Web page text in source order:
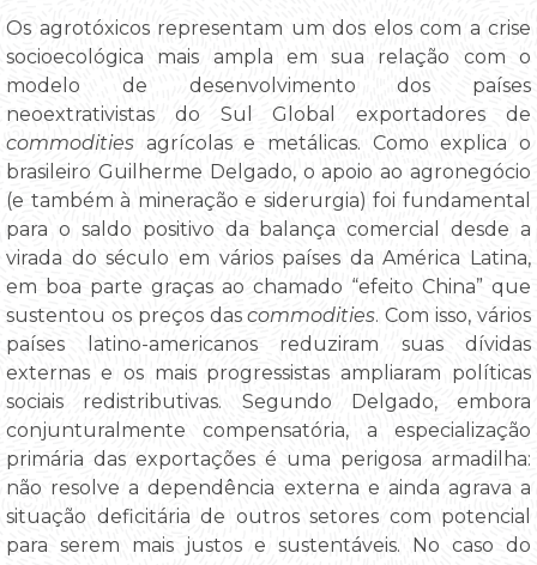
Os agrotóxicos representam um dos elos com a crise
socioecológica mais ampla em sua relação com o
modelo de desenvolvimento dos países
neoextrativistas do Sul Global exportadores de
commodities agrícolas e metálicas. Como explica o
brasileiro Guilherme Delgado, o apoio ao agronegócio
(e também à mineração e siderurgia) foi fundamental
para o saldo positivo da balança comercial desde a
virada do século em vários países da América Latina,
em boa parte graças ao chamado “efeito China” que
sustentou os preços dascommodities. Com isso, vários
países latino-americanos reduziram suas dívidas
externas e os mais progressistas ampliaram políticas
sociais redistributivas. Segundo Delgado, embora
conjunturalmente compensatória, a especialização
primária das exportações é uma perigosa armadilha:
não resolve a dependência externa e ainda agrava a
situação deficitária de outros setores com potencial
para serem mais justos e sustentáveis. No caso do